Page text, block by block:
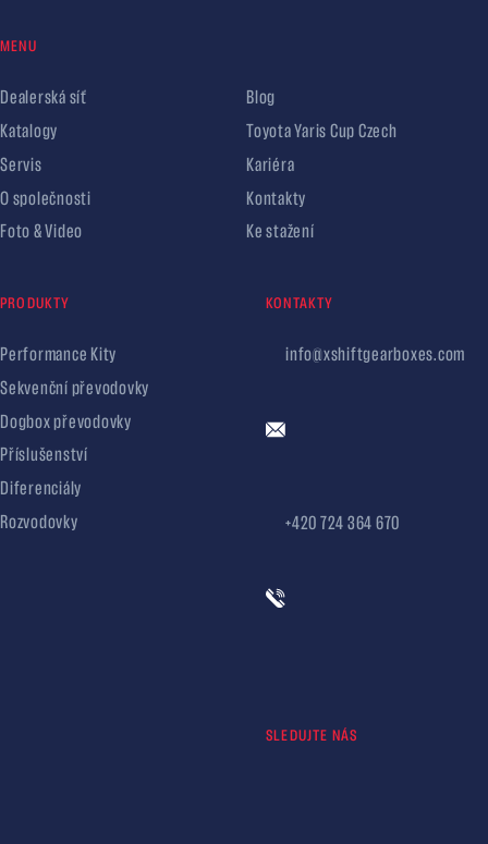
MENU
Dealerská síť
Katalogy
Servis
O společnosti
Foto & Video
Blog
Toyota Yaris Cup Czech
Kariéra
Kontakty
Ke stažení
PRODUKTY
Performance Kity
Sekvenční převodovky
Dogbox převodovky
Příslušenství
Diferenciály
Rozvodovky
KONTAKTY
info@xshiftgearboxes.com
+420 724 364 670
SLEDUJTE NÁS